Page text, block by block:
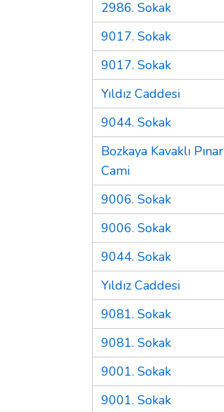
2986. Sokak
9017. Sokak
9017. Sokak
Yıldız Caddesi
9044. Sokak
Bozkaya Kavaklı Pınar
Cami
9006. Sokak
9006. Sokak
9044. Sokak
Yıldız Caddesi
9081. Sokak
9081. Sokak
9001. Sokak
9001. Sokak